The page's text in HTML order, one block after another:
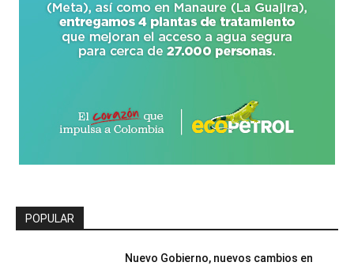
POPULAR
Nuevo Gobierno, nuevos cambios en